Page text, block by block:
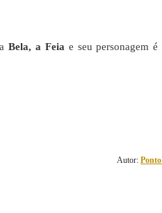
Bela, a Feia e seu personagem é
Autor: